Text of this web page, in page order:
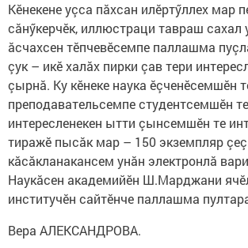
Кӗнекене уçса пăхсан илӗртӳллех мар
сăнӳкерчӗк, иллюстраци тавраш сахал
ăсчахсен тӗпчевӗсемпе паллашма
çук – икӗ халăх пирки çав тери
çырнă. Ку кӗнеке наука ӗçченӗсемшӗн
преподавательсемпе студентсемшӗн
интересленекен ытти çынсемшӗн те
тиражӗ пысăк мар – 150 экземпляр
кăсăкланакансем унăн электронлă
Наукăсен академийӗн Ш.Марджани
институчӗн сайтӗнче паллашма
Вера АЛЕКСАНДРОВА.